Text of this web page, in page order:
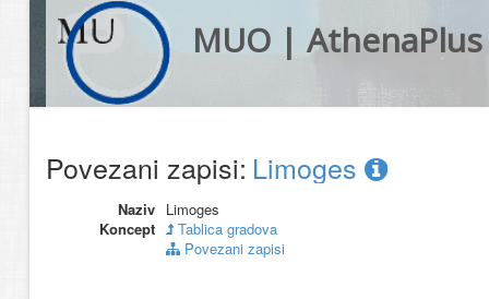
MUO | AthenaPlus
Povezani zapisi: Limoges
Naziv Limoges
Koncept
Tablica gradova
Povezani zapisi